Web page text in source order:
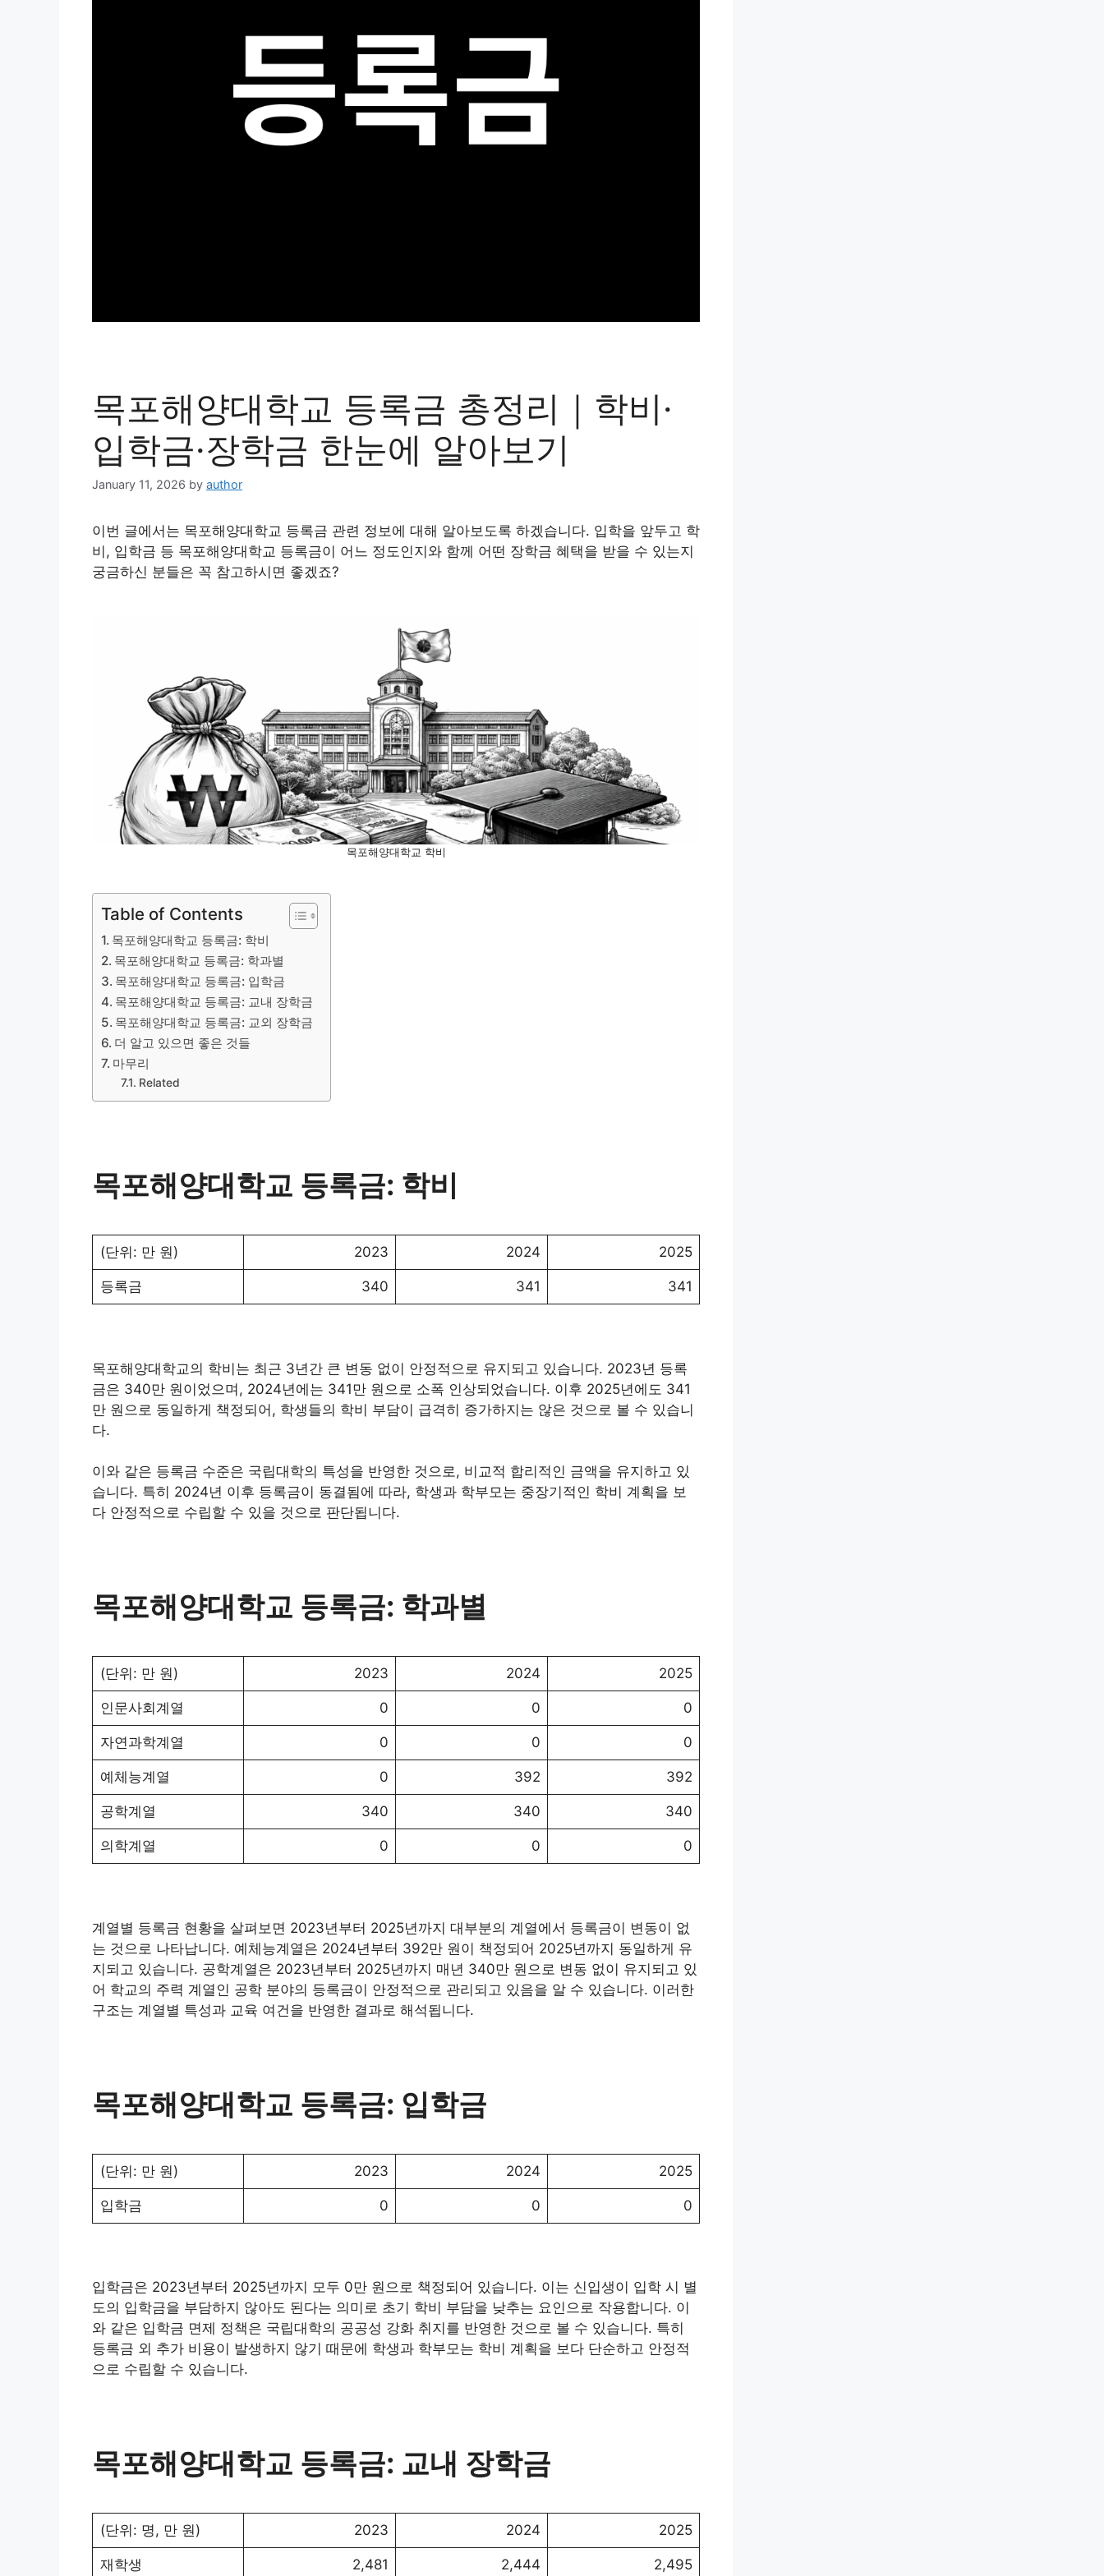
목포해양대학교 등록금 총정리｜학비·
입학금·장학금 한눈에 알아보기
January 11, 2026 by author
이번 글에서는 목포해양대학교 등록금 관련 정보에 대해 알아보도록 하겠습니다. 입학을 앞두고 학
비, 입학금 등 목포해양대학교 등록금이 어느 정도인지와 함께 어떤 장학금 혜택을 받을 수 있는지
궁금하신 분들은 꼭 참고하시면 좋겠죠?
목포해양대학교 학비
Table of Contents
목포해양대학교 등록금: 학비
목포해양대학교 등록금: 학과별
목포해양대학교 등록금: 입학금
목포해양대학교 등록금: 교내 장학금
목포해양대학교 등록금: 교외 장학금
더 알고 있으면 좋은 것들
마무리
Related
목포해양대학교 등록금: 학비
(단위: 만 원) 2023 2024 2025
등록금 340 341 341
목포해양대학교의 학비는 최근 3년간 큰 변동 없이 안정적으로 유지되고 있습니다. 2023년 등록
금은 340만 원이었으며, 2024년에는 341만 원으로 소폭 인상되었습니다. 이후 2025년에도 341
만 원으로 동일하게 책정되어, 학생들의 학비 부담이 급격히 증가하지는 않은 것으로 볼 수 있습니
다.
이와 같은 등록금 수준은 국립대학의 특성을 반영한 것으로, 비교적 합리적인 금액을 유지하고 있
습니다. 특히 2024년 이후 등록금이 동결됨에 따라, 학생과 학부모는 중장기적인 학비 계획을 보
다 안정적으로 수립할 수 있을 것으로 판단됩니다.
목포해양대학교 등록금: 학과별
(단위: 만 원) 2023 2024 2025
인문사회계열 0 0 0
자연과학계열 0 0 0
예체능계열 0 392 392
공학계열 340 340 340
의학계열 0 0 0
계열별 등록금 현황을 살펴보면 2023년부터 2025년까지 대부분의 계열에서 등록금이 변동이 없
는 것으로 나타납니다. 예체능계열은 2024년부터 392만 원이 책정되어 2025년까지 동일하게 유
지되고 있습니다. 공학계열은 2023년부터 2025년까지 매년 340만 원으로 변동 없이 유지되고 있
어 학교의 주력 계열인 공학 분야의 등록금이 안정적으로 관리되고 있음을 알 수 있습니다. 이러한
구조는 계열별 특성과 교육 여건을 반영한 결과로 해석됩니다.
목포해양대학교 등록금: 입학금
(단위: 만 원) 2023 2024 2025
입학금 0 0 0
입학금은 2023년부터 2025년까지 모두 0만 원으로 책정되어 있습니다. 이는 신입생이 입학 시 별
도의 입학금을 부담하지 않아도 된다는 의미로 초기 학비 부담을 낮추는 요인으로 작용합니다. 이
와 같은 입학금 면제 정책은 국립대학의 공공성 강화 취지를 반영한 것으로 볼 수 있습니다. 특히
등록금 외 추가 비용이 발생하지 않기 때문에 학생과 학부모는 학비 계획을 보다 단순하고 안정적
으로 수립할 수 있습니다.
목포해양대학교 등록금: 교내 장학금
(단위: 명, 만 원) 2023 2024 2025
재학생 2,481 2,444 2,495